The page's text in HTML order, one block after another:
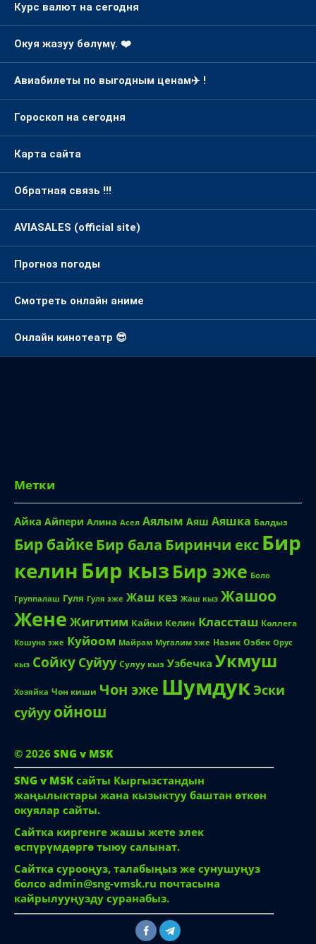
Курс валют на сегодня
Окуя жазуу бөлүмү. ❤️
Авиабилеты по выгодным ценам✈️ !
Гороскоп на сегодня
Карта сайта
Обратная связь !!!
AVIASALES (official site)
Прогноз погоды
Смотреть онлайн аниме
Онлайн кинотеатр 😎
Метки
Айка Айпери Алина Асел Аялым Аяш Аяшка Балдыз
Бир байкеБир бала Биринчи екс Бир
келин Бир кыз Бир эже Боло
Группалаш Гуля Гуля эже Жаш кез Жаш кыз Жашоо
Жене Жигитим Кайни Келин Классташ Коллега
Кошуна эже Куйоом Майрам Мугалим эже Назик Озбек Орус
кыз Сойку Суйуу Сулуу кыз Узбечка Укмуш
Хозяйка Чон киши Чон эже ШумдукЭски
суйуу ойнош
© 2026 SNG v MSK
SNG v MSK сайты Кыргызстандын
жаңылыктары жана кызыктуу баштан өткөн
окуялар сайты.
Сайтка киргенге жашы жете элек
өспүрүмдөргө тыюу салынат.
Сайтка сурооңуз, талабыңыз же сунушуңуз
болсо admin@sng-vmsk.ru почтасына
кайрылууңузду суранабыз.